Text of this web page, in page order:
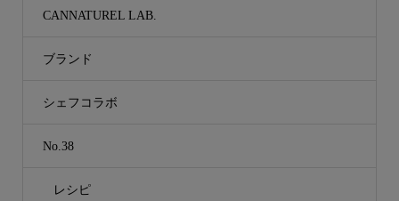
CANNATUREL LAB.
ブランド
シェフコラボ
No.38
レシピ